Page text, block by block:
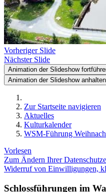
Vorheriger Slide
Nächster Slide
Animation der Slideshow
Animation der Slideshow anhalten
Zur Startseite navigieren
Aktuelles
Kulturkalender
WSM-Führung
Vorlesen
Zum Ändern Ihrer
Widerruf von Einwilligungen,
Schlossführungen im